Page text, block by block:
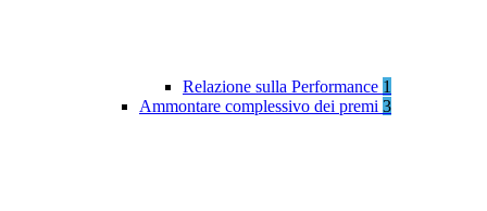
Relazione sulla Performance 1
Ammontare complessivo dei premi 3